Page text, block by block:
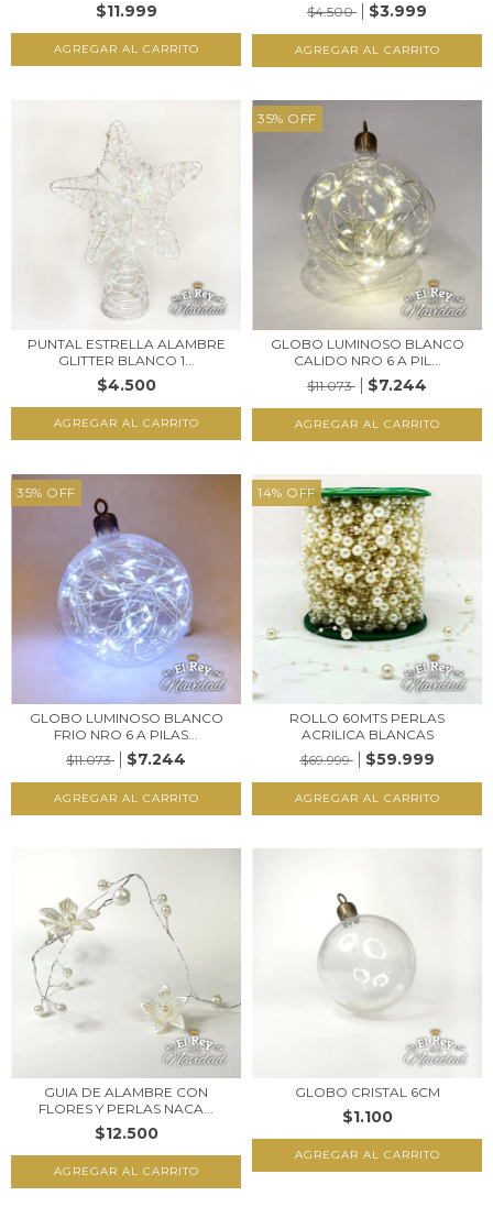
$11.999
$4.500
$3.999
PUNTAL ESTRELLA ALAMBRE
GLITTER BLANCO 1...
$4.500
35% OFF
GLOBO LUMINOSO BLANCO
CALIDO NRO 6 A PIL...
$11.073
$7.244
35% OFF
GLOBO LUMINOSO BLANCO
FRIO NRO 6 A PILAS...
$11.073
$7.244
14% OFF
ROLLO 60MTS PERLAS
ACRILICA BLANCAS
$69.999
$59.999
GUIA DE ALAMBRE CON
FLORES Y PERLAS NACA...
$12.500
GLOBO CRISTAL 6CM
$1.100